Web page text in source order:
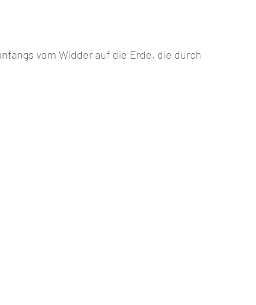
vom Widder auf die Erde, die durch